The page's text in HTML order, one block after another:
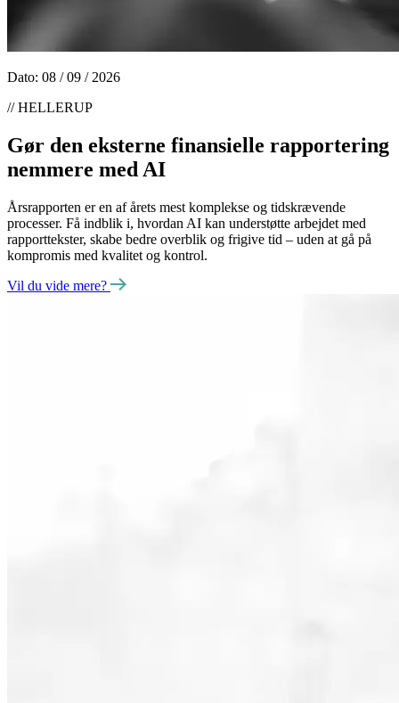
Dato: 08 / 09 / 2026
//HELLERUP
Gør den eksterne finansielle rapportering
nemmere med AI
Årsrapporten er en af årets mest komplekse og tidskrævende
processer. Få indblik i, hvordan AI kan understøtte arbejdet med
rapporttekster, skabe bedre overblik og frigive tid – uden at gå på
kompromis med kvalitet og kontrol.
Vil du vide mere?